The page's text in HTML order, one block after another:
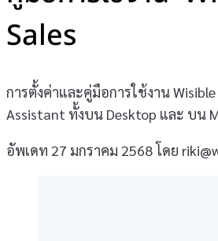
Sales
การตั้งค่าและคู่มือการใช้งาน Wisible
Assistant ทั้งบน Desktop และ บน
อัพเดท 27 มกราคม 2568โดย